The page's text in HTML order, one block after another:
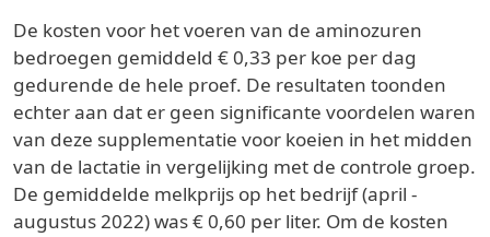
De kosten voor het voeren van de aminozuren
bedroegen gemiddeld € 0,33 per koe per dag
gedurende de hele proef. De resultaten toonden
echter aan dat er geen significante voordelen waren
van deze supplementatie voor koeien in het midden
van de lactatie in vergelijking met de controle groep.
De gemiddelde melkprijs op het bedrijf (april -
augustus 2022) was € 0,60 per liter. Om de kosten